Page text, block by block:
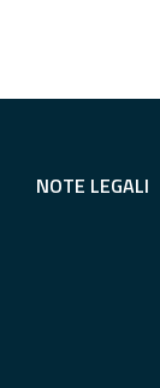
NOTE LEGALI